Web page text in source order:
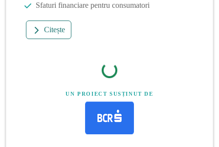
Sfaturi financiare pentru consumatori
Citește
UN PROIECT SUSȚINUT DE